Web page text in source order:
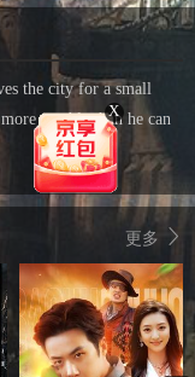
the city for a small
trouble than he can
更多
X